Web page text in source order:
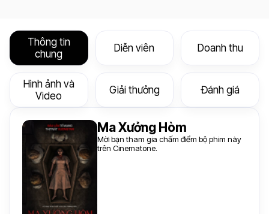
Thông tin
chung
Diễn viên Doanh thu
Hình ảnh và
Video
Giải thưởng Đánh giá
Ma Xưởng Hòm
Mời bạn tham gia chấm điểm bộ phim này
trên Cinematone.